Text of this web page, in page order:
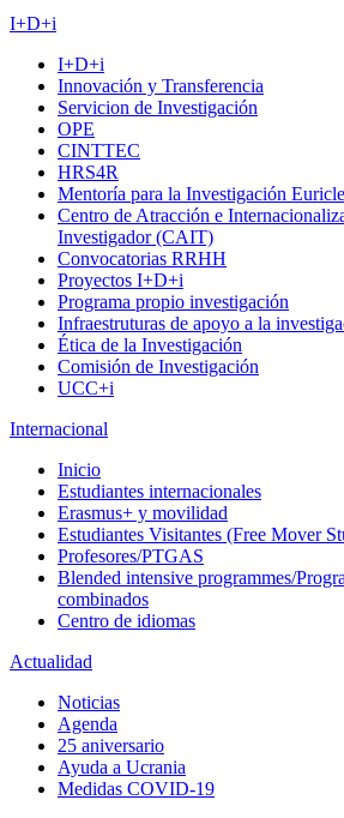
I+D+i
I+D+i
Innovación y Transferencia
Servicion de Investigación
OPE
CINTTEC
HRS4R
Mentoría para la Investigación
Centro de Atracción e
Investigador (CAIT)
Convocatorias RRHH
Proyectos I+D+i
Programa propio investigación
Infraestruturas de apoyo a la
Ética de la Investigación
Comisión de Investigación
UCC+i
Internacional
Inicio
Estudiantes internacionales
Erasmus+ y movilidad
Estudiantes Visitantes (Free Mover
Profesores/PTGAS
Blended intensive programmes/
combinados
Centro de idiomas
Actualidad
Noticias
Agenda
25 aniversario
Ayuda a Ucrania
Medidas COVID-19